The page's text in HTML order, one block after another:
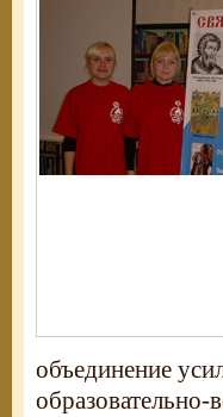
объединение
образовательно-